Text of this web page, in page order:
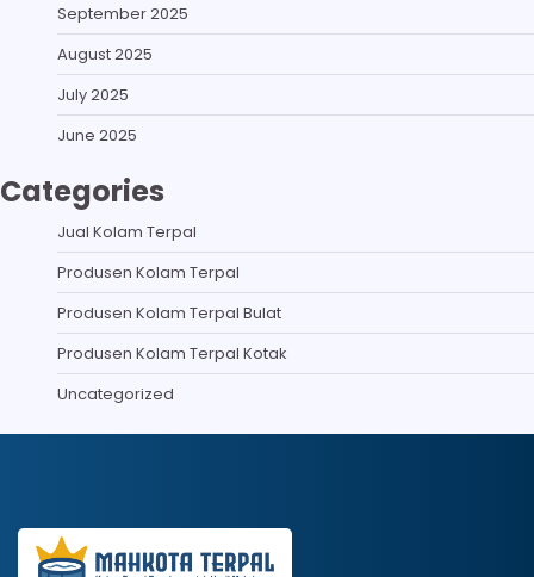
September 2025
August 2025
July 2025
June 2025
Categories
Jual Kolam Terpal
Produsen Kolam Terpal
Produsen Kolam Terpal Bulat
Produsen Kolam Terpal Kotak
Uncategorized